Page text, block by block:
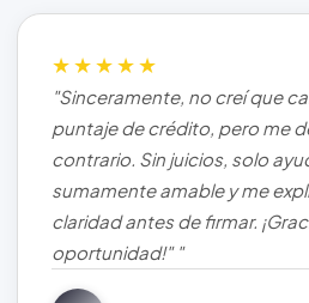
★★★★★
"Sinceramente, no creí que
puntaje de crédito, pero me
contrario. Sin juicios, solo
sumamente amable y me
claridad antes de firmar.
oportunidad!" "